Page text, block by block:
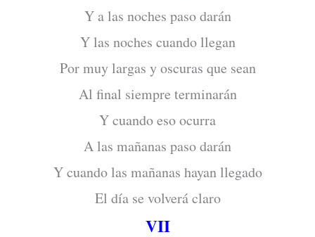
Y a las noches paso darán
Y las noches cuando llegan
Por muy largas y oscuras que sean
Al final siempre terminarán
Y cuando eso ocurra
A las mañanas paso darán
Y cuando las mañanas hayan llegado
El día se volverá claro
VII